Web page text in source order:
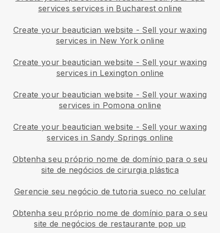
services services in Bucharest online
Create your beautician website - Sell your waxing
services in New York online
Create your beautician website - Sell your waxing
services in Lexington online
Create your beautician website - Sell your waxing
services in Pomona online
Create your beautician website - Sell your waxing
services in Sandy Springs online
Obtenha seu próprio nome de domínio para o seu
site de negócios de cirurgia plástica
Gerencie seu negócio de tutoria sueco no celular
Obtenha seu próprio nome de domínio para o seu
site de negócios de restaurante pop up